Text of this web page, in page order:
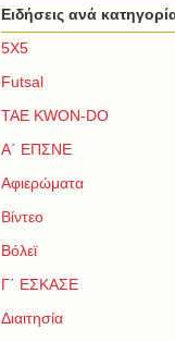
Ειδήσεις ανά
5Χ5
Futsal
TAE KWON-DO
Α΄ ΕΠΣΝΕ
Αφιερώματα
Βίντεο
Βόλεϊ
Γ΄ ΕΣΚΑΣΕ
Διαιτησία